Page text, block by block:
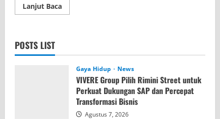
Lanjut BacaRead
more
(Sleep
More)
Akan
World
Premiere
Berlinale
POSTS LIST
Gaya Hidup News
VIVERE Group Pilih Rimini Street untuk
Perkuat Dukungan SAP dan Percepat
Transformasi Bisnis
Agustus 7, 2026